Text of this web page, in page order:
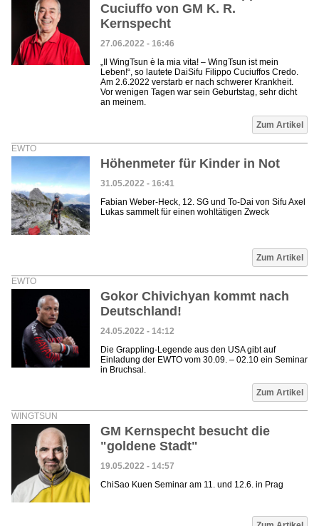
Cuciuffo von GM K. R.
Kernspecht
27.06.2022 - 16:46
„Il WingTsun è la mia vita! – WingTsun ist mein
Leben!“, so lautete DaiSifu Filippo Cuciuffos Credo.
Am 2.6.2022 verstarb er nach schwerer Krankheit.
Vor wenigen Tagen war sein Geburtstag, sehr dicht
an meinem.
Zum Artikel
EWTO
Höhenmeter für Kinder in Not
31.05.2022 - 16:41
Fabian Weber-Heck, 12. SG und To-Dai von Sifu Axel
Lukas sammelt für einen wohltätigen Zweck
Zum Artikel
EWTO
Gokor Chivichyan kommt nach
Deutschland!
24.05.2022 - 14:12
Die Grappling-Legende aus den USA gibt auf
Einladung der EWTO vom 30.09. – 02.10 ein Seminar
in Bruchsal.
Zum Artikel
WINGTSUN
GM Kernspecht besucht die
"goldene Stadt"
19.05.2022 - 14:57
ChiSao Kuen Seminar am 11. und 12.6. in Prag